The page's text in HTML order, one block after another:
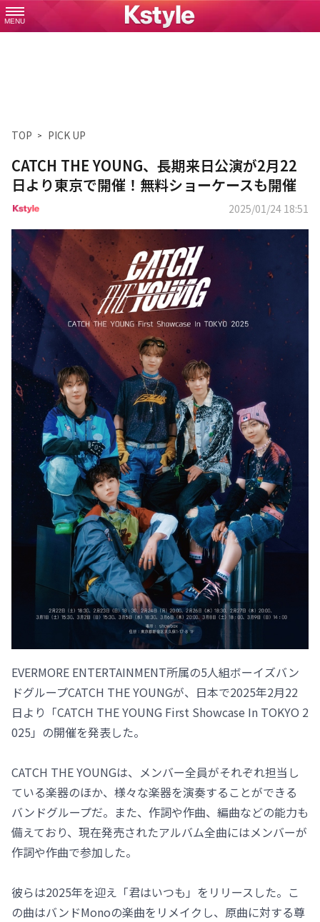
MENU
TOP PICK UP
CATCH THE YOUNG、長期来日公演が2月22
日より東京で開催！無料ショーケースも開催
2025/01/24 18:51
EVERMORE ENTERTAINMENT所属の5人組ボーイズバン
ドグループCATCH THE YOUNGが、日本で2025年2月22
日より「CATCH THE YOUNG First Showcase In TOKYO 2
025」の開催を発表した。
CATCH THE YOUNGは、メンバー全員がそれぞれ担当し
ている楽器のほか、様々な楽器を演奏することができる
バンドグループだ。また、作詞や作曲、編曲などの能力も
備えており、現在発売されたアルバム全曲にはメンバーが
作詞や作曲で参加した。
彼らは2025年を迎え「君はいつも」をリリースした。こ
の曲はバンドMonoの楽曲をリメイクし、原曲に対する尊